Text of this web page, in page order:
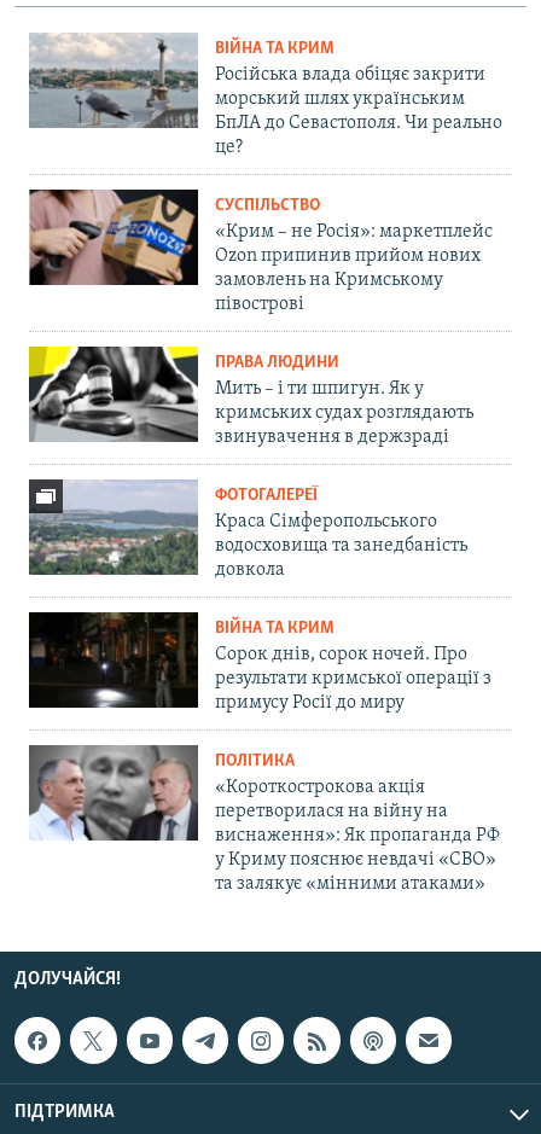
ВІЙНА ТА КРИМ
Російська влада обіцяє закрити
морський шлях українським
БпЛА до Севастополя. Чи реально
це?
СУСПІЛЬСТВО
«Крим – не Росія»: маркетплейс
Ozon припинив прийом нових
замовлень на Кримському
півострові
ПРАВА ЛЮДИНИ
Мить – і ти шпигун. Як у
кримських судах розглядають
звинувачення в держзраді
ФОТОГАЛЕРЕЇ
Краса Сімферопольського
водосховища та занедбаність
довкола
ВІЙНА ТА КРИМ
Сорок днів, сорок ночей. Про
результати кримської операції з
примусу Росії до миру
ПОЛІТИКА
«Короткострокова акція
перетворилася на війну на
виснаження»: Як пропаганда РФ
у Криму пояснює невдачі «СВО»
та залякує «мінними атаками»
ДОЛУЧАЙСЯ!
ПІДТРИМКА